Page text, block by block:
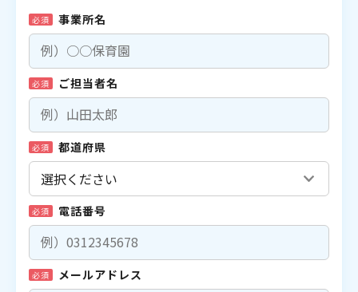
必須 事業所名
必須 ご担当者名
必須 都道府県
必須 電話番号
必須 メールアドレス